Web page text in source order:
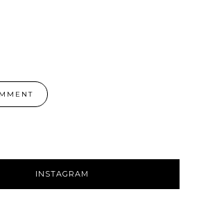
INSTAGRAM